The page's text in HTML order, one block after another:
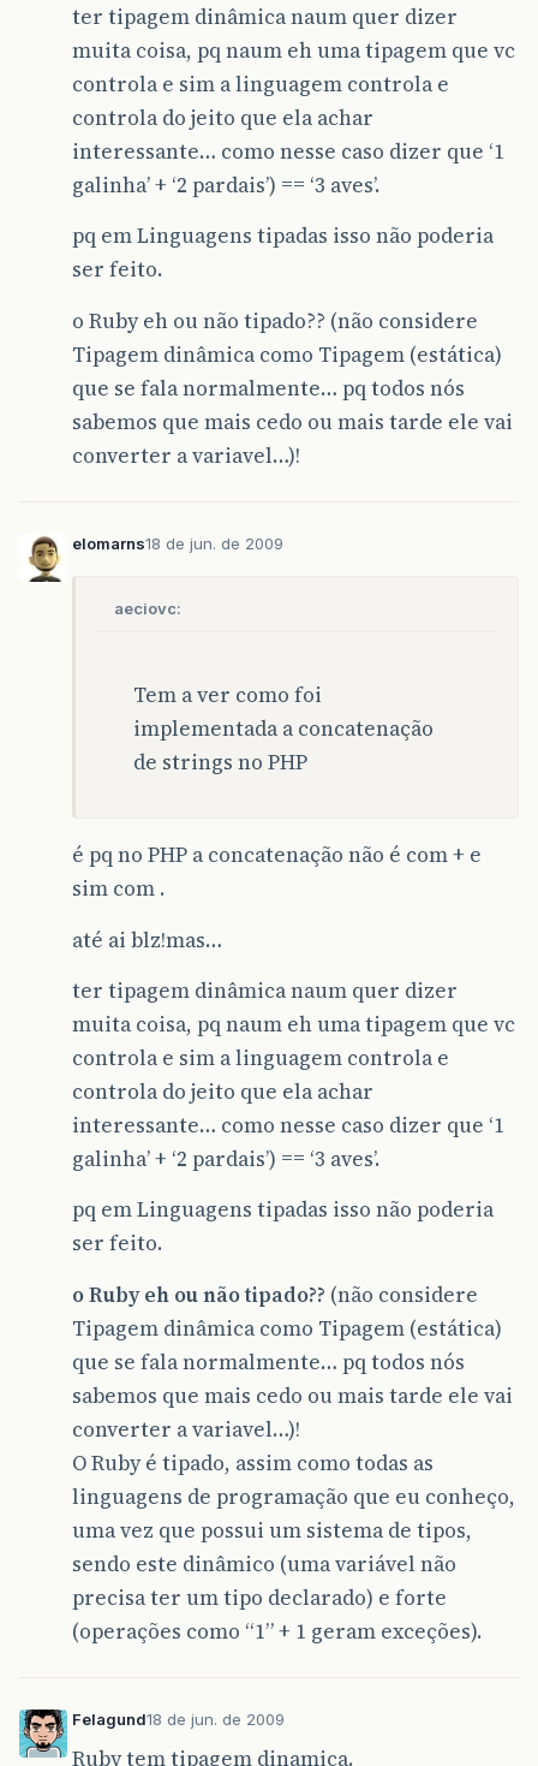
ter tipagem dinâmica naum quer dizer
muita coisa, pq naum eh uma tipagem que vc
controla e sim a linguagem controla e
controla do jeito que ela achar
interessante… como nesse caso dizer que ‘1
galinha’ + ‘2 pardais’) == ‘3 aves’.
pq em Linguagens tipadas isso não poderia
ser feito.
o Ruby eh ou não tipado?? (não considere
Tipagem dinâmica como Tipagem (estática)
que se fala normalmente… pq todos nós
sabemos que mais cedo ou mais tarde ele vai
converter a variavel…)!
elomarns18 de jun. de 2009
aeciovc:
Tem a ver como foi
implementada a concatenação
de strings no PHP
é pq no PHP a concatenação não é com + e
sim com .
até ai blz!mas…
ter tipagem dinâmica naum quer dizer
muita coisa, pq naum eh uma tipagem que vc
controla e sim a linguagem controla e
controla do jeito que ela achar
interessante… como nesse caso dizer que ‘1
galinha’ + ‘2 pardais’) == ‘3 aves’.
pq em Linguagens tipadas isso não poderia
ser feito.
o Ruby eh ou não tipado?? (não considere
Tipagem dinâmica como Tipagem (estática)
que se fala normalmente… pq todos nós
sabemos que mais cedo ou mais tarde ele vai
converter a variavel…)!
O Ruby é tipado, assim como todas as
linguagens de programação que eu conheço,
uma vez que possui um sistema de tipos,
sendo este dinâmico (uma variável não
precisa ter um tipo declarado) e forte
(operações como “1” + 1 geram exceções).
Felagund18 de jun. de 2009
Ruby tem tipagem dinamica.